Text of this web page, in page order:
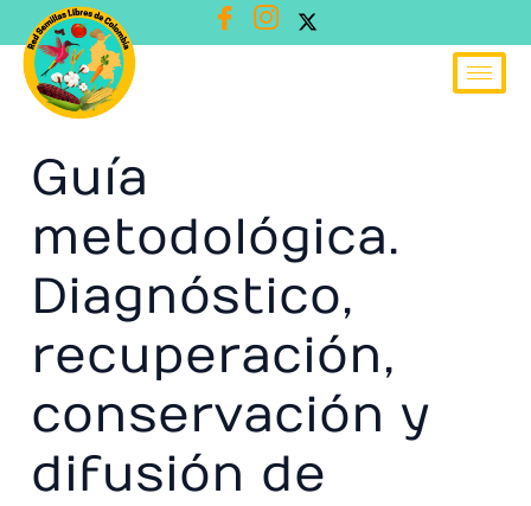
al
contenido
Guía
metodológica.
Diagnóstico,
recuperación,
conservación y
difusión de